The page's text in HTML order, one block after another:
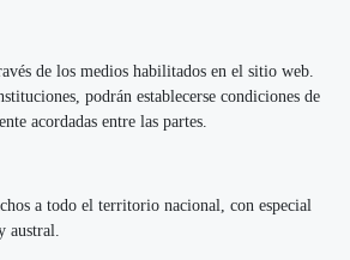
de los medios habilitados en el sitio web.
podrán establecerse condiciones de
acordadas entre las partes.
a todo el territorio nacional, con especial
austral.